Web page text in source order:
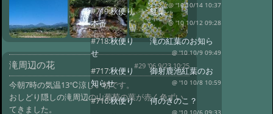
滝周辺の花 #29 '06 9/23 10:25
今朝7時の気温13℃涼しい朝です。
おしどり隠しの滝周辺の山葡萄の葉が赤く色ずい
てきました。
@ '10 10/14 10:37
#719:秋便り 紅葉
本番
@ '10 10/12 09:28
#718:秋便り 滝の紅葉のお知ら
せ
@ '10 10/9 09:49
#717:秋便り 御射鹿池紅葉のお
知らせ
@ '10 10/8 10:59
#716:秋便り 何のきのこ？